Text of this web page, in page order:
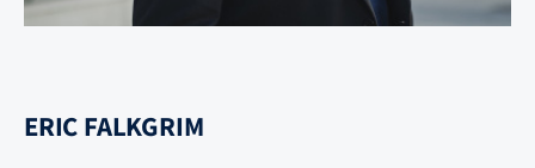
ERIC FALKGRIM